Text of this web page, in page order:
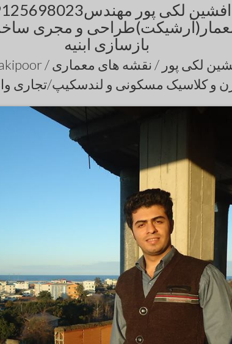
09125698023افشین لکی
و مجری
بازسازی ابنیه
و کلاسیک مسکونی و لندسکیپ/تجاری